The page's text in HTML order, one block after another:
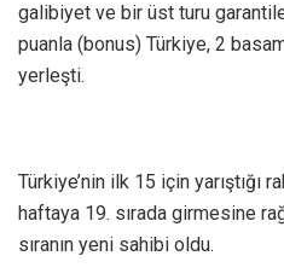
galibiyet ve bir üst turu
puanla (bonus) Türkiye, 2
yerleşti.
Türkiye’nin ilk 15 için yarıştığı
haftaya 19. sırada girmesine
sıranın yeni sahibi oldu.